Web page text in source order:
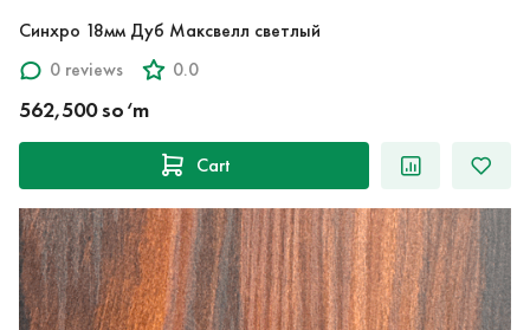
Синхро 18мм Дуб Максвелл светлый
0 reviews
0.0
562,500 so‘m
Cart